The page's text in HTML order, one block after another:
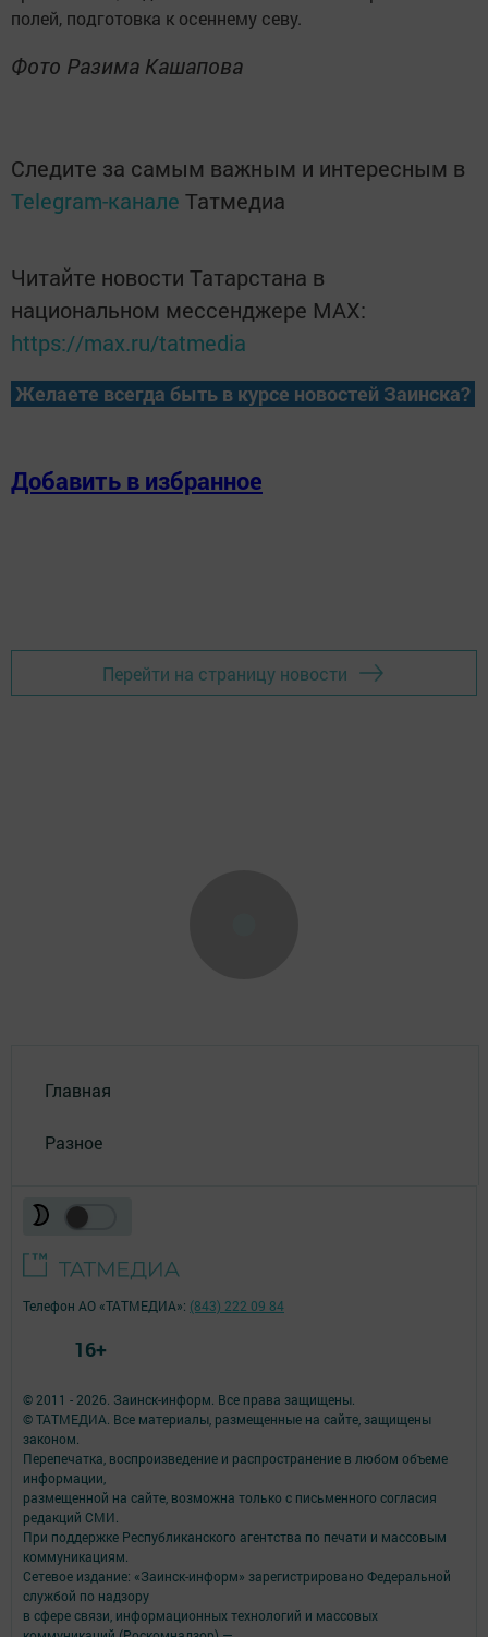
полей, подготовка к осеннему севу.
Фото Разима Кашапова
Следите за самым важным и интересным в
Telegram-канале Татмедиа
Читайте новости Татарстана в
национальном мессенджере MАХ:
https://max.ru/tatmedia
Желаете всегда быть в курсе новостей Заинска?
Добавить в избранное
Перейти на страницу новости
Главная
Разное
© 2011 - 2026. Заинск-информ. Все права защищены.
© ТАТМЕДИА. Все материалы, размещенные на сайте, защищены
законом.
Перепечатка, воспроизведение и распространение в любом объеме
информации,
размещенной на сайте, возможна только с письменного согласия
редакций СМИ.
При поддержке Республиканского агентства по печати и массовым
коммуникациям.
Сетевое издание: «Заинск-информ» зарегистрировано Федеральной
службой по надзору
в сфере связи, информационных технологий и массовых
Телефон АО «ТАТМЕДИА»: (843) 222 09 84
16+